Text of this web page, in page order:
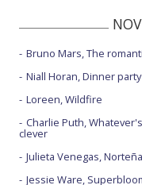
Bruno Mars, The
Niall Horan, Dinner party
Loreen, Wildfire
Charlie Puth, Whatever's
clever
Julieta Venegas, Norteña
Jessie Ware,